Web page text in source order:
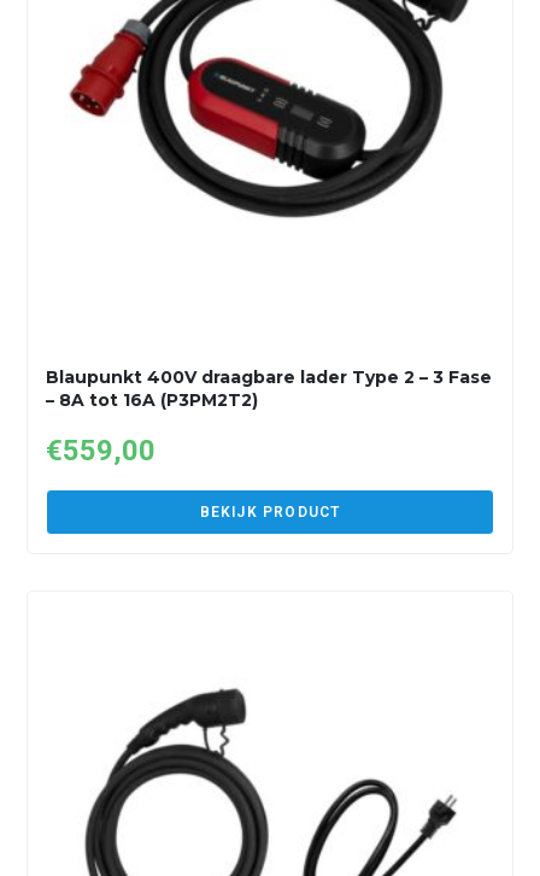
Blaupunkt 400V draagbare lader Type 2 – 3 Fase
– 8A tot 16A (P3PM2T2)
€559,00
BEKIJK PRODUCT